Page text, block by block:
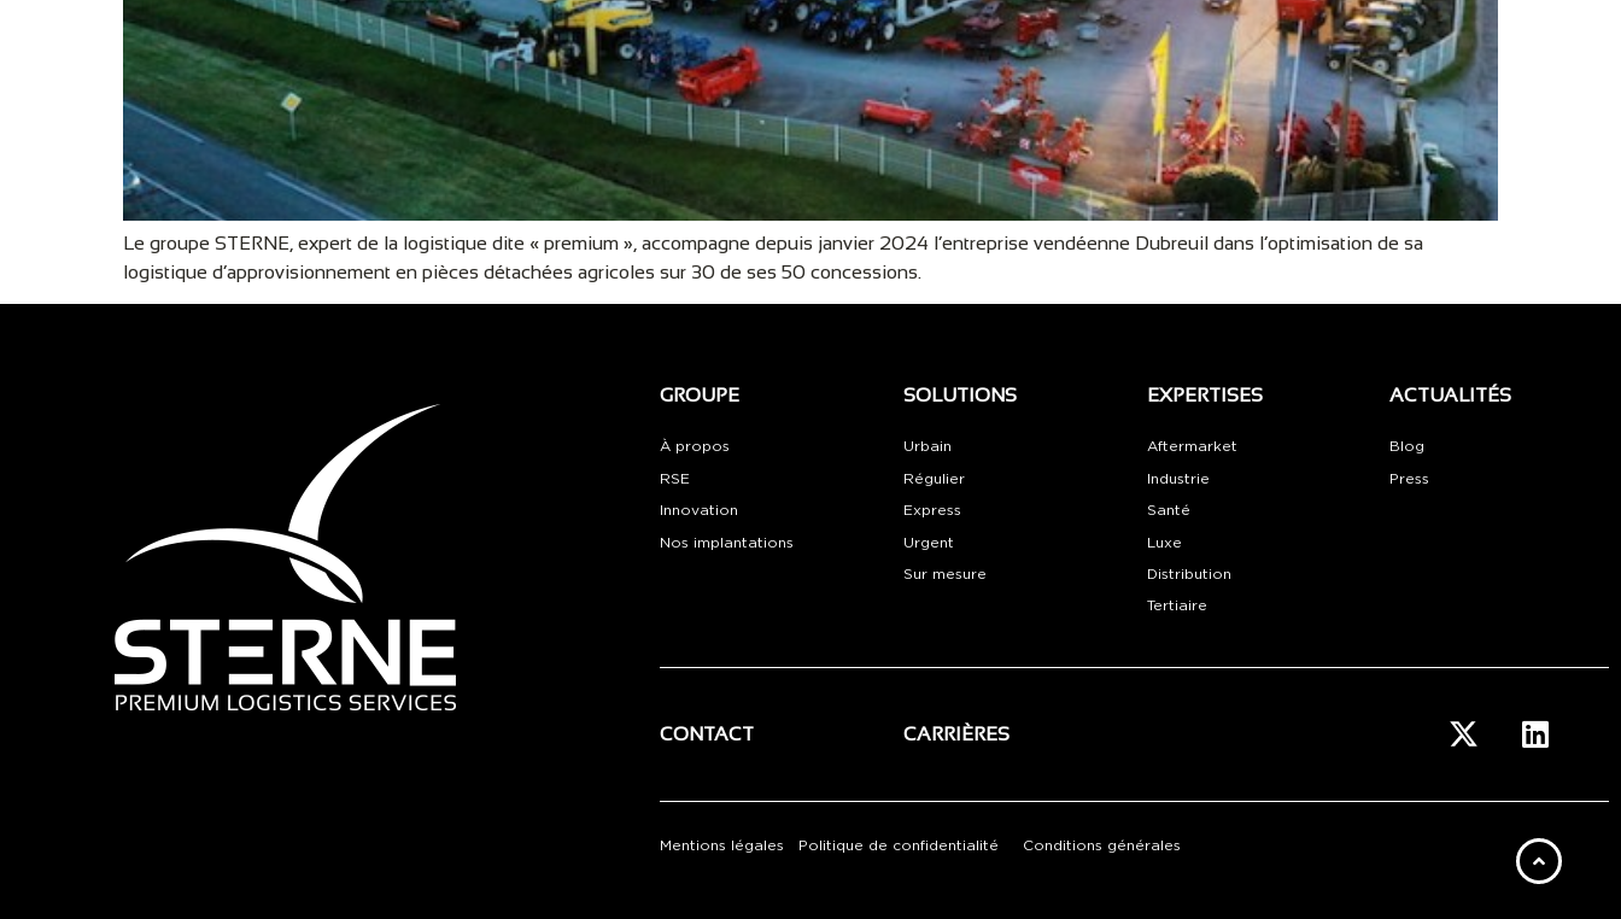
Le groupe STERNE, expert de la logistique dite « premium », accompagne depuis janvier 2024 l’entreprise vendéenne Dubreuil dans l’optimisation de sa
logistique d’approvisionnement en pièces détachées agricoles sur 30 de ses 50 concessions.
GROUPE
À propos
RSE
Innovation
Nos implantations
SOLUTIONS
Urbain
Régulier
Express
Urgent
Sur mesure
EXPERTISES
Aftermarket
Industrie
Santé
Luxe
Distribution
Tertiaire
ACTUALITÉS
Blog
Press
CONTACT CARRIÈRES
Mentions légales Politique de confidentialité Conditions générales